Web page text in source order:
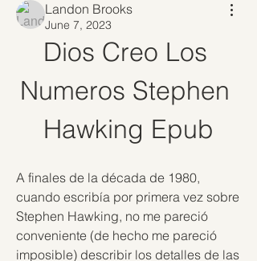
Landon Brooks
June 7, 2023
Dios Creo Los
Numeros Stephen
Hawking Epub
A finales de la década de 1980,
cuando escribía por primera vez sobre
Stephen Hawking, no me pareció
conveniente (de hecho me pareció
imposible) describir los detalles de las